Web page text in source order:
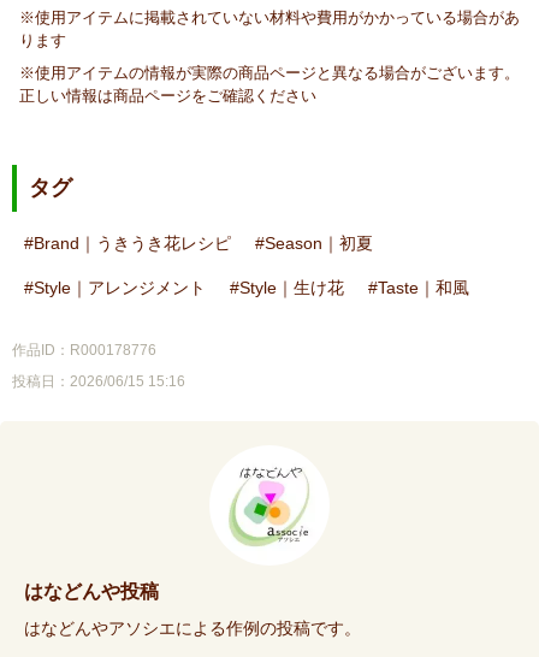
※使用アイテムに掲載されていない材料や費用がかかっている場合があ
ります
※使用アイテムの情報が実際の商品ページと異なる場合がございます。
正しい情報は商品ページをご確認ください
タグ
Brand｜うきうき花レシピ Season｜初夏
Style｜アレンジメント Style｜生け花 Taste｜和風
作品ID：R000178776
投稿日：2026/06/15 15:16
はなどんや投稿
はなどんやアソシエによる作例の投稿です。